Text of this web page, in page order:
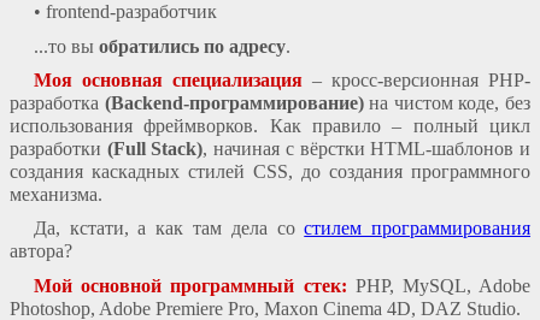
• frontend-разработчик
...то вы обратились по адресу.
Моя основная специализация – кросс-версионная PHP-
разработка (Backend-программирование)на чистом коде, без
использования фреймворков. Как правило – полный цикл
разработки (Full Stack), начиная с вёрстки HTML-шаблонов и
создания каскадных стилей CSS, до создания программного
механизма.
Да, кстати, а как там дела состилем программирования
автора?
Мой основной программный стек: PHP, MySQL, Adobe
Photoshop, Adobe Premiere Pro, Maxon Cinema 4D, DAZ Studio.